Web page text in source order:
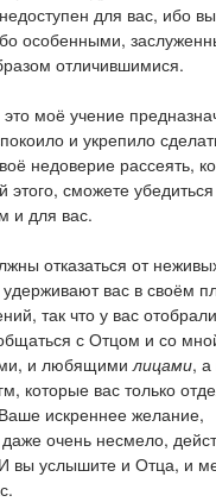
для вас, ибо
особенными,
отличившимися.
моё учение
и укрепило
недоверие рассеять,
сможете убедиться
и для вас.
отказаться от
вас в своём
так что у вас отобрали
с Отцом и со
и любящимилицами, а
которые вас только
искреннее желание,
очень несмело,
вы услышите и Отца, и